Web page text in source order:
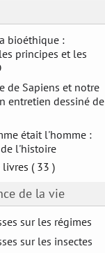
bioéthique :
principes et les
de Sapiens et notre
entretien dessiné de
était l'homme :
l'histoire
livres ( 33 )
de la vie
sur les régimes
sur les insectes